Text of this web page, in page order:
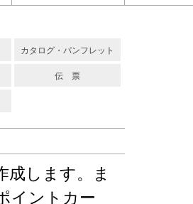
カタログ・パンフレット
伝 票
成します。ま
イントカー